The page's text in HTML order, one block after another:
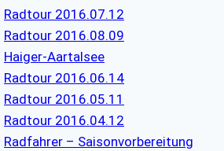
Radtour 2016.07.12
Radtour 2016.08.09
Haiger-Aartalsee
Radtour 2016.06.14
Radtour 2016.05.11
Radtour 2016.04.12
Radfahrer – Saisonvorbereitung